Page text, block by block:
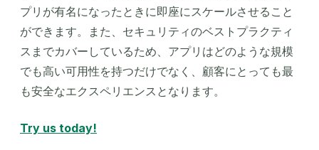
プリが有名になったときに即座にスケールさせること
ができます。また、セキュリティのベストプラクティ
スまでカバーしているため、アプリはどのような規模
でも高い可用性を持つだけでなく、顧客にとっても最
も安全なエクスペリエンスとなります。
Try us today!